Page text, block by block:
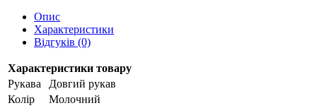
Опис
Характеристики
Відгуків (0)
Характеристики товару
Рукава
Довгий рукав
Колір
Молочний